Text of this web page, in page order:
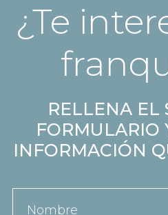
¿Te
RELLENA EL
FORMULARIO
INFORMACIÓN